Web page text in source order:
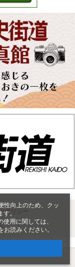
性向上のため、クッ
す。
用に関しては、
お読みください。
ポリシー